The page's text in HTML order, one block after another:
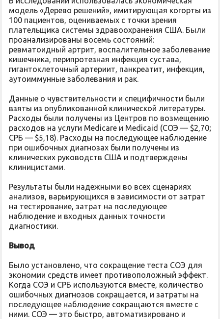
модель «Дерево решений», имитирующая когорты из
100 пациентов, оцениваемых с точки зрения
плательщика системы здравоохранения США. Были
проанализированы восемь состояний:
ревматоидный артрит, воспалительное заболевание
кишечника, перипротезная инфекция сустава,
гигантоклеточный артериит, панкреатит, инфекция,
аутоиммунные заболевания и рак.
Данные о чувствительности и специфичности были
взяты из опубликованной клинической литературы.
Расходы были получены из Центров по возмещению
расходов на услуги Medicare и Medicaid (СОЭ — $2,70;
СРБ — $5,18). Расходы на последующее наблюдение
при ошибочных диагнозах были получены из
клинических руководств США и подтверждены
клиницистами.
Результаты были надежными во всех сценариях
анализов, варьирующихся в зависимости от затрат
на тестирование, затрат на последующее
наблюдение и входных данных точности
диагностики.
Вывод
Было установлено, что сокращение теста СОЭ для
экономии средств имеет противоположный эффект.
Когда СОЭ и СРБ используются вместе, количество
ошибочных диагнозов сокращается, и затраты на
последующее наблюдение сокращаются вместе с
ними. СОЭ — это быстро, автоматизировано и